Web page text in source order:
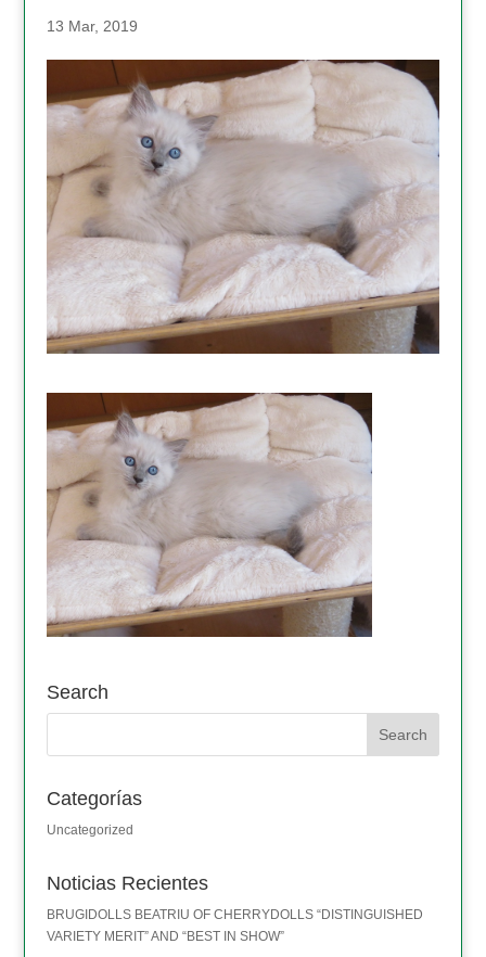
13 Mar, 2019
Search
Categorías
Uncategorized
Noticias Recientes
BRUGIDOLLS BEATRIU OF CHERRYDOLLS “DISTINGUISHED
VARIETY MERIT” AND “BEST IN SHOW”